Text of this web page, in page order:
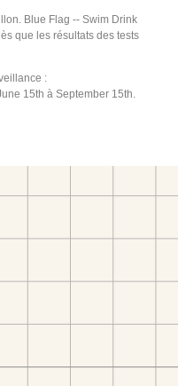
Blue Flag -- Swim Drink
que les résultats des tests
:
15th à September 15th.